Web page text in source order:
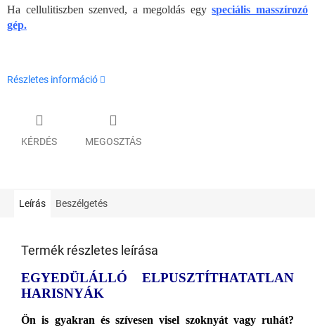
Ha cellulitiszben szenved, a megoldás egyspeciális masszírozó
gép.
Részletes információ
KÉRDÉS MEGOSZTÁS
Leírás Beszélgetés
Termék részletes leírása
EGYEDÜLÁLLÓ ELPUSZTÍTHATATLAN
HARISNYÁK
Ön is gyakran és szívesen visel szoknyát vagy ruhát?